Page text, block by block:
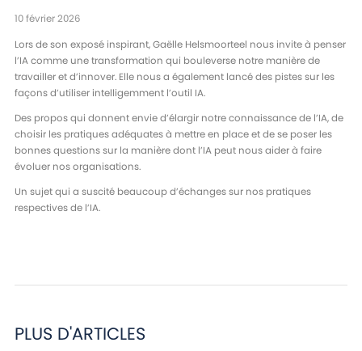
10 février 2026
Lors de son exposé inspirant, Gaëlle Helsmoorteel nous invite à penser
l’IA comme une transformation qui bouleverse notre manière de
travailler et d’innover. Elle nous a également lancé des pistes sur les
façons d’utiliser intelligemment l’outil IA.
Des propos qui donnent envie d’élargir notre connaissance de l’IA, de
choisir les pratiques adéquates à mettre en place et de se poser les
bonnes questions sur la manière dont l’IA peut nous aider à faire
évoluer nos organisations.
Un sujet qui a suscité beaucoup d’échanges sur nos pratiques
respectives de l’IA.
PLUS D'ARTICLES